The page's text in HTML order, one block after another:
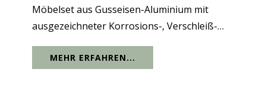
Möbelset aus Gusseisen-Aluminium mit
ausgezeichneter Korrosions-, Verschleiß-
Wetter standhalten und wird für den
MEHR ERFAHREN...